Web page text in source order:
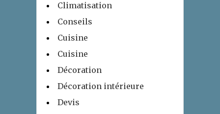
Climatisation
Conseils
Cuisine
Cuisine
Décoration
Décoration intérieure
Devis